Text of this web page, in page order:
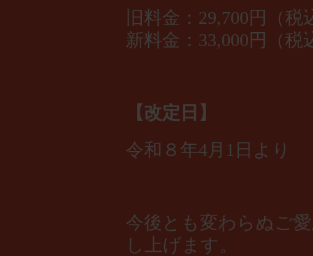
旧料金：29,700円（税
新料金：33,000円（税
【改定日】
令和８年4月1日より
今後とも変わらぬご
し上げます。